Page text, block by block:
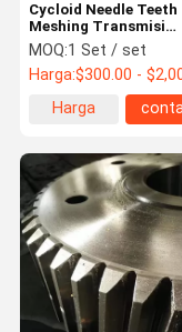
Rumah
Kontrol
Kualitas
Cycloid Needle Teeth
Meshing Transmisi
Planetary Reducer
Gearbox 16.34~1978
kn*m
MOQ:1 Set / set
Harga:$300.00 - $2,000.00 /
Harga